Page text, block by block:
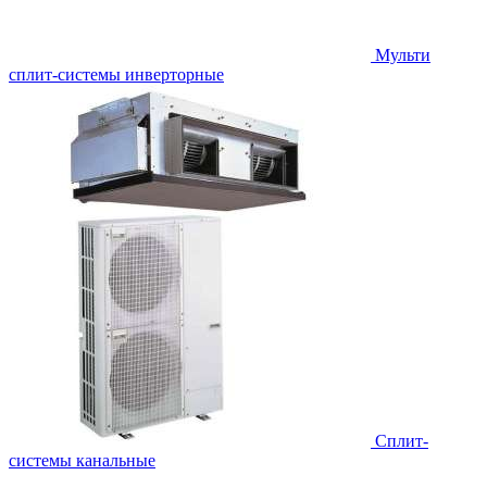
Мульти
сплит-системы инверторные
Сплит-
системы канальные